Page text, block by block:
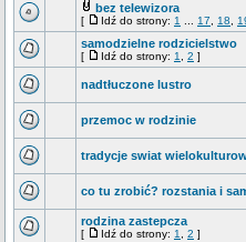
bez telewizora
[ Idź do strony: 1 17 18
samodzielne rodzicielstwo
[ Idź do strony: 1 2 ]
nadtłuczone lustro
przemoc w rodzinie
tradycje swiat
co tu zrobić? rozstania i
rodzina zastepcza
[ Idź do strony: 1 2 ]